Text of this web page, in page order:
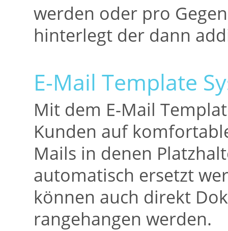
werden oder pro
hinterlegt der dann
E-Mail Template
Mit dem E-Mail
Kunden auf
Mails in denen
automatisch ersetzt
können auch direkt
rangehangen werden.